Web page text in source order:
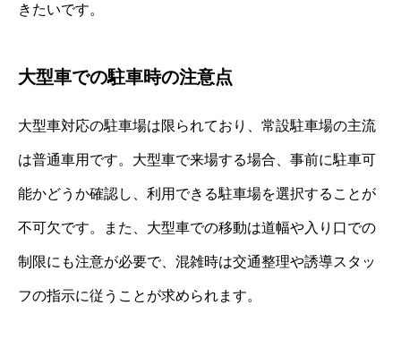
きたいです。
大型車での駐車時の注意点
大型車対応の駐車場は限られており、常設駐車場の主流
は普通車用です。大型車で来場する場合、事前に駐車可
能かどうか確認し、利用できる駐車場を選択することが
不可欠です。また、大型車での移動は道幅や入り口での
制限にも注意が必要で、混雑時は交通整理や誘導スタッ
フの指示に従うことが求められます。